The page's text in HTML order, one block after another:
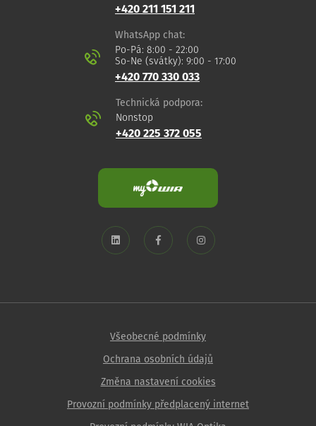
+420 211 151 211
WhatsApp chat:
Po-Pá: 8:00 - 22:00
So-Ne (svátky): 9:00 - 17:00
+420 770 330 033
Technická podpora:
Nonstop
+420 225 372 055
Všeobecné podmínky
Ochrana osobních údajů
Změna nastavení cookies
Provozní podmínky předplacený internet